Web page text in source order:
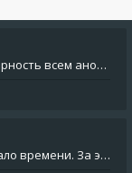
Хочу выразить искреннюю благодарность всем анонимным пользователям, которые поддержали наше сообщество финансово. Благод
💡 Друзья, скажу прямо. Осталось мало времени. За это время нам нужно закрыть последние обязательные расходы: около 500